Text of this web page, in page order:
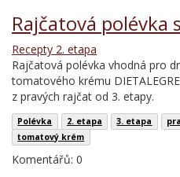
Rajčatová polévka
Recepty 2. etapa
Rajčatová polévka vhodná pro
tomatového krému
z pravých rajčat od 3. etapy.
Polévka 2. etapa 3. etapa
tomatový krém
Komentářů: 0